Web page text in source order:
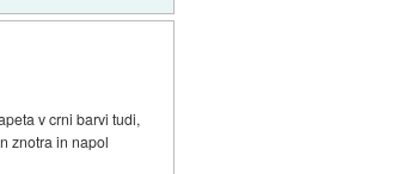
v crni barvi tudi,
znotra in napol